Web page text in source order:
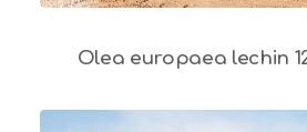
Olea europaea lechin